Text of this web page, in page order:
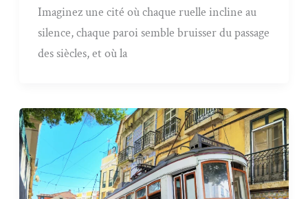
Imaginez une cité où chaque ruelle incline au
silence, chaque paroi semble bruisser du passage
des siècles, et où la